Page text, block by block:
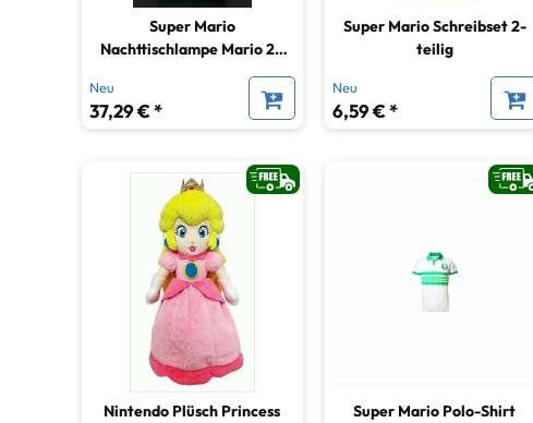
Super Mario
Nachttischlampe Mario 20
Neu
37,29 € *
Super Mario Schreibset 2-
teilig
Neu
6,59 € *
Nintendo Plüsch Princess
Super Mario Polo-Shirt